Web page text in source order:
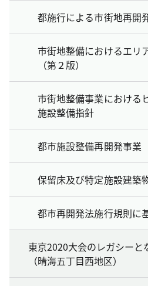
都施行による市街地再開
市街地整備におけるエリ
（第２版）
市街地整備事業における
施設整備指針
都市施設整備再開発事業
保留床及び特定施設建築
都市再開発法施行規則に
東京2020大会のレガシーと
（晴海五丁目西地区）